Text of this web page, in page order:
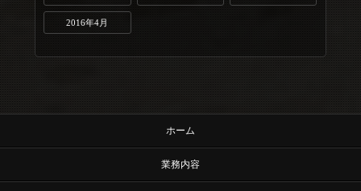
2016年4月
ホーム
業務内容